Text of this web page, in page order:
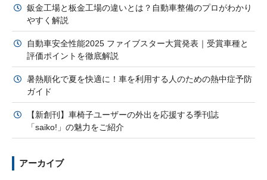
鈑金工場と板金工場の違いとは？自動車整備のプロがわかり
やすく解説
自動車安全性能2025 ファイブスター大賞発表｜受賞車種と
評価ポイントを徹底解説
暑熱順化で夏を快適に！車を利用する人のための熱中症予防
ガイド
【新創刊】車椅子ユーザーの外出を応援する季刊誌
「saiko!」の魅力をご紹介
アーカイブ